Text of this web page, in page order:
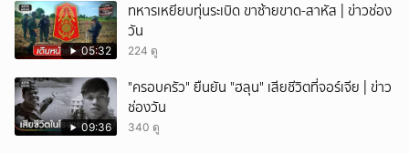
05:32
ทหารเหยียบทุ่นระเบิด ขาซ้ายขาด-สาหัส | ข่าวช่อง
วัน
224 ดู
09:36
"ครอบครัว" ยืนยัน "ฮลุน" เสียชีวิตที่จอร์เจีย | ข่าว
ช่องวัน
340 ดู